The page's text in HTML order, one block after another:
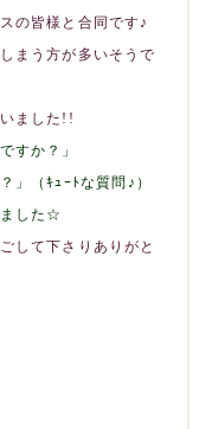
の皆様と合同です♪
まう方が多いそうで
ました!!
すか？」
」（ｷｭｰﾄな質問♪）
した☆
して下さりありがと